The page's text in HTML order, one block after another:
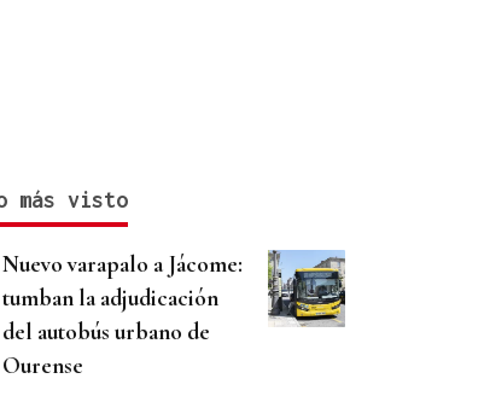
más visto
Nuevo varapalo a Jácome:
tumban la adjudicación
del autobús urbano de
Ourense